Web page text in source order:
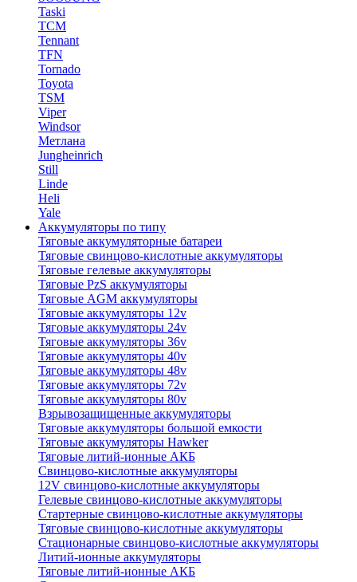
Taski
TCM
Tennant
TFN
Tornado
Toyota
TSM
Viper
Windsor
Метлана
Jungheinrich
Still
Linde
Heli
Yale
Аккумуляторы по типу
Тяговые аккумуляторные батареи
Тяговые свинцово-кислотные аккумуляторы
Тяговые гелевые аккумуляторы
Тяговые PzS аккумуляторы
Тяговые AGM аккумуляторы
Тяговые аккумуляторы 12v
Тяговые аккумуляторы 24v
Тяговые аккумуляторы 36v
Тяговые аккумуляторы 40v
Тяговые аккумуляторы 48v
Тяговые аккумуляторы 72v
Тяговые аккумуляторы 80v
Взрывозащищенные аккумуляторы
Тяговые аккумуляторы большой емкости
Тяговые аккумуляторы Hawker
Тяговые литий-ионные АКБ
Свинцово-кислотные аккумуляторы
12V свинцово-кислотные аккумуляторы
Гелевые свинцово-кислотные аккумуляторы
Стартерные свинцово-кислотные аккумуляторы
Тяговые свинцово-кислотные аккумуляторы
Стационарные свинцово-кислотные аккумуляторы
Литий-ионные аккумуляторы
Тяговые литий-ионные АКБ